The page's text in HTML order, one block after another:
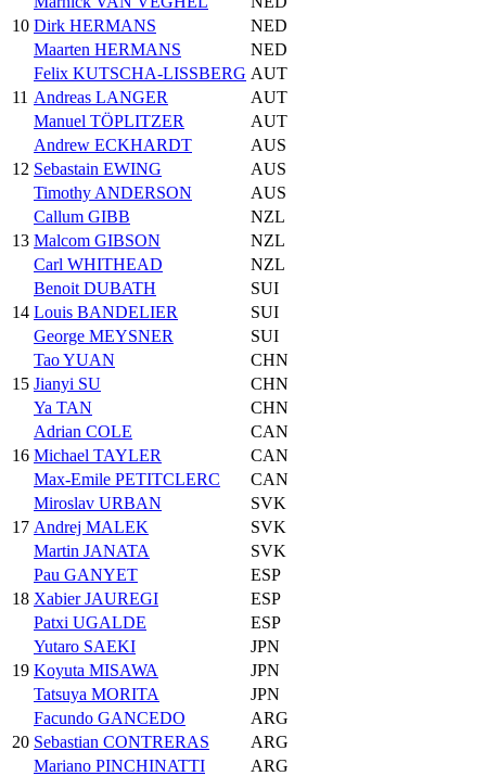
10 Dirk HERMANS
NED
Maarten HERMANS
NED
11
Felix KUTSCHA-LISSBERG AUT
Andreas LANGER
AUT
Manuel TÖPLITZER
AUT
12
Andrew ECKHARDT
AUS
Sebastain EWING
AUS
Timothy ANDERSON
AUS
13
Callum GIBB
NZL
Malcom GIBSON
NZL
Carl WHITHEAD
NZL
14
Benoit DUBATH
SUI
Louis BANDELIER
SUI
George MEYSNER
SUI
15
Tao YUAN
CHN
Jianyi SU
CHN
Ya TAN
CHN
16
Adrian COLE
CAN
Michael TAYLER
CAN
Max-Emile PETITCLERC
CAN
17
Miroslav URBAN
SVK
Andrej MALEK
SVK
Martin JANATA
SVK
18
Pau GANYET
ESP
Xabier JAUREGI
ESP
Patxi UGALDE
ESP
19
Yutaro SAEKI
JPN
Koyuta MISAWA
JPN
Tatsuya MORITA
JPN
20
Facundo GANCEDO
ARG
Sebastian CONTRERAS
ARG
Mariano PINCHINATTI
ARG